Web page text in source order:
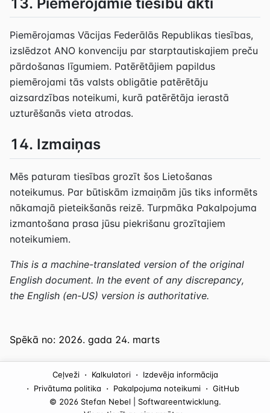
Piemērojamas Vācijas Federālās Republikas tiesības,
izslēdzot ANO konvenciju par starptautiskajiem preču
pārdošanas līgumiem. Patērētājiem papildus
piemērojami tās valsts obligātie patērētāju
aizsardzības noteikumi, kurā patērētāja ierastā
uzturēšanās vieta atrodas.
14. Izmaiņas
Mēs paturam tiesības grozīt šos Lietošanas
noteikumus. Par būtiskām izmaiņām jūs tiks informēts
nākamajā pieteikšanās reizē. Turpmāka Pakalpojuma
izmantošana prasa jūsu piekrišanu grozītajiem
noteikumiem.
This is a machine-translated version of the original
English document. In the event of any discrepancy,
the English (en-US) version is authoritative.
Spēkā no: 2026. gada 24. marts
Ceļveži · Kalkulatori · Izdevēja informācija
· Privātuma politika · Pakalpojuma noteikumi · GitHub
© 2026 Stefan Nebel | Softwareentwicklung.